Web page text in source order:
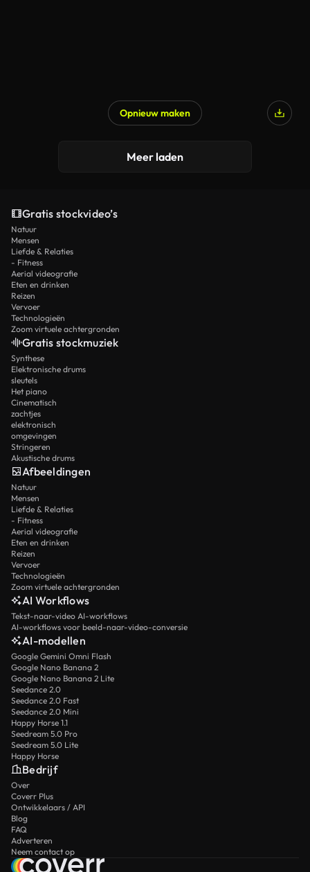
Opnieuw maken
Meer laden
Gratis stockvideo’s
Natuur
Mensen
Liefde & Relaties
- Fitness
Aerial videografie
Eten en drinken
Reizen
Vervoer
Technologieën
Zoom virtuele achtergronden
Gratis stockmuziek
Synthese
Elektronische drums
sleutels
Het piano
Cinematisch
zachtjes
elektronisch
omgevingen
Stringeren
Akustische drums
Afbeeldingen
Natuur
Mensen
Liefde & Relaties
- Fitness
Aerial videografie
Eten en drinken
Reizen
Vervoer
Technologieën
Zoom virtuele achtergronden
AI Workflows
Tekst-naar-video AI-workflows
AI-workflows voor beeld-naar-video-conversie
AI-modellen
Google Gemini Omni Flash
Google Nano Banana 2
Google Nano Banana 2 Lite
Seedance 2.0
Seedance 2.0 Fast
Seedance 2.0 Mini
Happy Horse 1.1
Seedream 5.0 Pro
Seedream 5.0 Lite
Happy Horse
Bedrijf
Over
Coverr Plus
Ontwikkelaars / API
Blog
FAQ
Adverteren
Neem contact op